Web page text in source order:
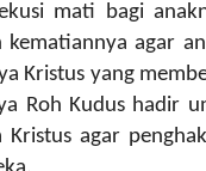
mati bagi
kematiannya agar
Kristus yang
Roh Kudus hadir
Kristus agar